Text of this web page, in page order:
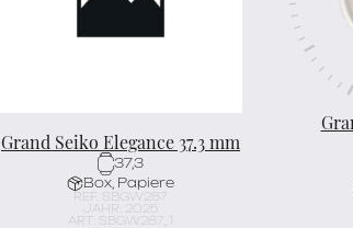
Grand Seiko Elegance 37.3 mm
37,3
Box, Papiere
REF. SBGW287
JAHR: 2025
ART. SBGW287_1